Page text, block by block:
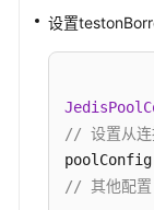
FastLoad
入
实
现
广
设置
// 设置从连
// 其他配